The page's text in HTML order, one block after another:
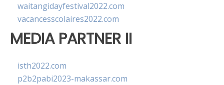
waitangidayfestival2022.com
vacancesscolaires2022.com
MEDIA PARTNER II
isth2022.com
p2b2pabi2023-makassar.com